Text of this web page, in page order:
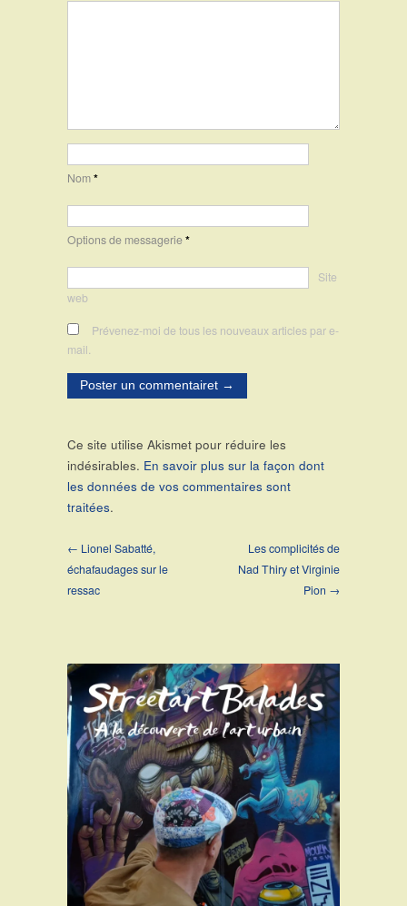
Nom*
Options de messagerie*
Site
web
Prévenez-moi de tous les nouveaux articles par e-
mail.
Ce site utilise Akismet pour réduire les
indésirables. En savoir plus sur la façon dont
les données de vos commentaires sont
traitées.
← Lionel Sabatté,
échafaudages sur le
ressac
Les complicités de
Nad Thiry et Virginie
Pion →